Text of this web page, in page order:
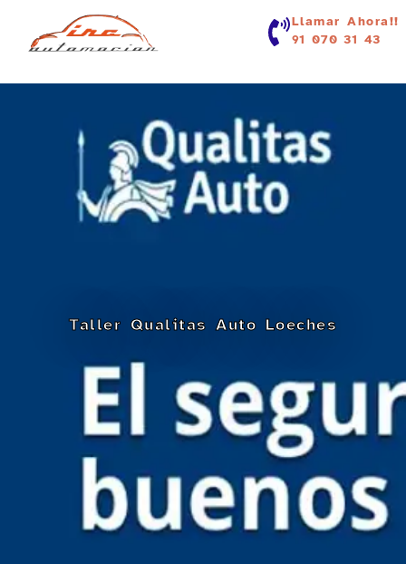
Llamar Ahora!!
91 070 31 43
Taller Qualitas Auto Loeches